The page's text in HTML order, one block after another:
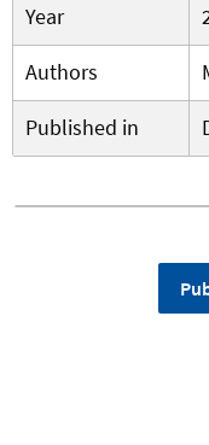
Year
Authors
Published in